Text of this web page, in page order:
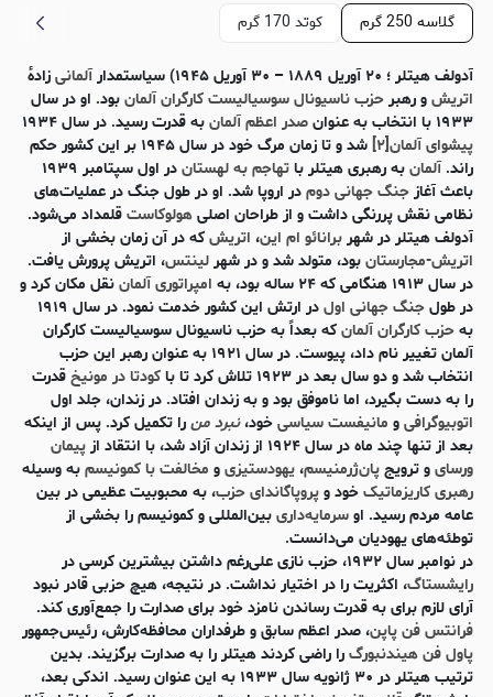
گلاسه 250 گرم کوتد 170 گرم
آدولف هیتلر؛ ۲۰ آوریل ۱۸۸۹ – ۳۰ آوریل ۱۹۴۵) سیاستمدار آلمانیزادهٔ
اتریشو رهبرحزب ناسیونال سوسیالیست کارگران آلمانبود. او در سال
۱۹۳۳ با انتخاب به عنوان
صدر اعظم آلمانبه قدرت رسید. در سال ۱۹۳۴
پیشوای آلمان[۲]
شد و تا زمان مرگ خود در سال ۱۹۴۵ بر این کشور حکم
راند.آلمانبه رهبری هیتلر باتهاجم به لهستان
در اول سپتامبر ۱۹۳۹
باعث آغازجنگ جهانی دومدر اروپا شد. او در طول جنگ در عملیات‌های
نظامی نقش پررنگی داشت و از طراحان اصلیهولوکاستقلمداد می‌شود.
آدولف هیتلر در شهربرانائو ام این، اتریشکه در آن زمان بخشی از
اتریش-مجارستانبود، متولد شد و در شهرلینتس، اتریش پرورش یافت.
در سال ۱۹۱۳ هنگامی که ۲۴ ساله بود، به
امپراتوری آلماننقل مکان کرد و
در طولجنگ جهانی اول
در ارتش این کشور خدمت نمود. در سال ۱۹۱۹
بهحزب کارگران آلمانکه بعداً به حزب ناسیونال سوسیالیست کارگران
آلمان تغییر نام داد، پیوست. در سال ۱۹۲۱ به عنوان رهبر این حزب
انتخاب شد و دو سال بعد در ۱۹۲۳ تلاش کرد تا با
کودتا در مونیخقدرت
را به دست بگیرد، اما ناموفق بود و به زندان افتاد. در زندان، جلد اول
اتوبیوگرافیو مانیفست سیاسیخود،نبرد منرا تکمیل کرد. پس از اینکه
بعد از تنها چند ماه در سال ۱۹۲۴ از زندان آزاد شد، با انتقاد از
پیمان
ورسایو ترویجپان‌ژرمنیسم،یهودستیزیو مخالفت با کمونیسمبه وسیله
رهبری کاریزماتیکخود وپروپاگاندای حزب، به محبوبیت عظیمی در بین
عامه مردم رسید. اوسرمایه‌داریبین‌المللی و کمونیسم را بخشی از
توطئه‌های یهودیان می‌دانست.
در نوامبر سال ۱۹۳۲، حزب نازی علی‌رغم داشتن بیشترین کرسی در
رایشستاگ، اکثریت را در اختیار نداشت. در نتیجه، هیچ حزبی قادر نبود
آرای لازم برای به قدرت رساندن نامزد خود برای صدارت را جمع‌آوری کند.
فرانتس فن پاپن، صدر اعظم سابق و طرفداران محافظه‌کارش، رئیس‌جمهور
پاول فن هیندنبورگرا راضی کردند هیتلر را به صدارت برگزیند. بدین
ترتیب هیتلر در ۳۰ ژانویه سال ۱۹۳۳ به این عنوان رسید. اندکی بعد،